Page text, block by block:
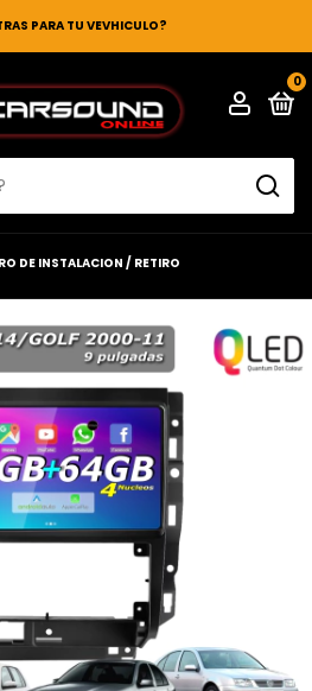
PARA TU VEVHICULO?
0
DE INSTALACION / RETIRO